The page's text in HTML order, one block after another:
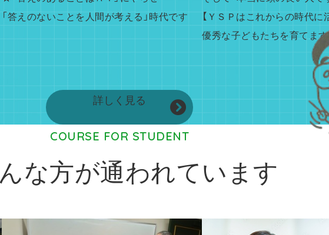
「答えのないことを人間が考える」時代です
【ＹＳＰはこれからの時代に
優秀な子どもたちを育てます
詳しく見る
COURSE FOR STUDENT
んな方が通われています